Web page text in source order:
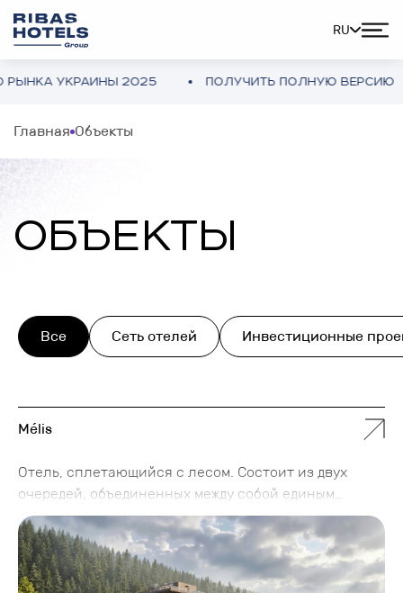
RU
2025 ПОЛУЧИТЬ ПОЛНУЮ ВЕРСИЮ
Главная Объекты
ОБЪЕКТЫ
Все Сеть отелей Инвестиционные
Mélis
Отель, сплетающийся с лесом. Состоит из двух
очередей, объединенных между собой единым
пространством первого этажа и цокольным
обслуживающим этажом. Общий номерной фонд
комплекса составляет около 300 номеров.